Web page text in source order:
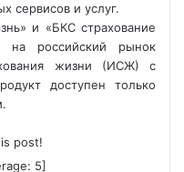
сервисов и услуг.
и «БКС страхование
на российский рынок
жизни (ИСЖ) с
доступен только
post!
5]